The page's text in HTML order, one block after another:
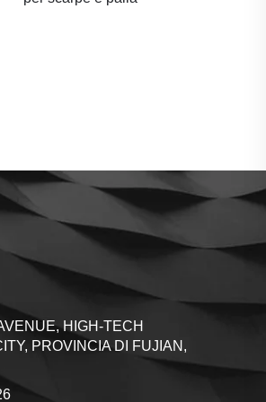
HIGH-TECH
PROVINCIA DI FUJIAN,